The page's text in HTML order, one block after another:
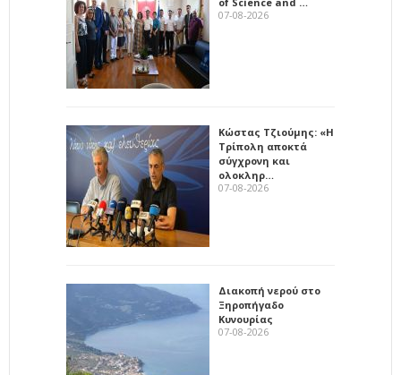
07-08-2026
Κώστας Τζιούμης: «Η
Τρίπολη αποκτά
σύγχρονη και
ολοκληρ…
07-08-2026
Διακοπή νερού στο
Ξηροπήγαδο
Κυνουρίας
07-08-2026